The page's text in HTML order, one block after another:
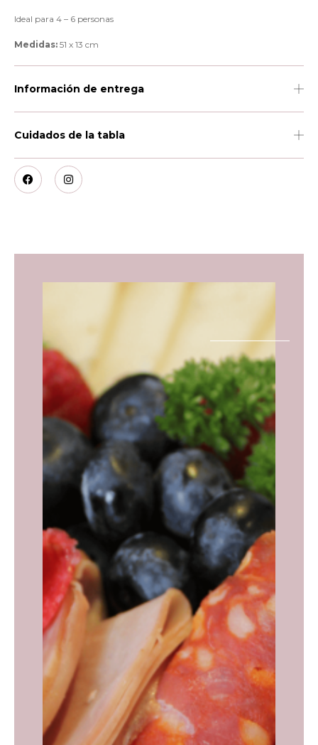
Ideal para 4 – 6 personas
Medidas: 51 x 13 cm
Información de entrega
Cuidados de la tabla